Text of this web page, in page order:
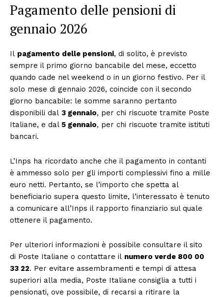
Pagamento delle pensioni di
gennaio 2026
Il pagamento delle pensioni, di solito, è previsto
sempre il primo giorno bancabile del mese, eccetto
quando cade nel weekend o in un giorno festivo. Per il
solo mese di gennaio 2026, coincide con il secondo
giorno bancabile: le somme saranno pertanto
disponibili dal 3 gennaio, per chi riscuote tramite Poste
Italiane, e dal 5 gennaio, per chi riscuote tramite istituti
bancari.
L’Inps ha ricordato anche che il pagamento in contanti
è ammesso solo per gli importi complessivi fino a mille
euro netti. Pertanto, se l’importo che spetta al
beneficiario supera questo limite, l’interessato è tenuto
a comunicare all’Inps il rapporto finanziario sul quale
ottenere il pagamento.
Per ulteriori informazioni è possibile consultare il sito
di Poste Italiane o contattare il numero verde 800 00
33 22. Per evitare assembramenti e tempi di attesa
superiori alla media, Poste Italiane consiglia a tutti i
pensionati, ove possibile, di recarsi a ritirare la